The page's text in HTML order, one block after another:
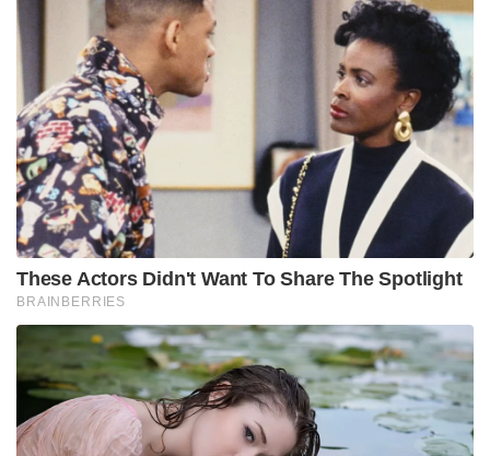
These Actors Didn't Want To Share The Spotlight
BRAINBERRIES